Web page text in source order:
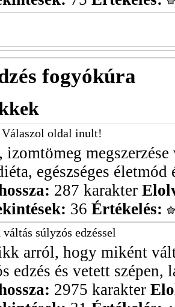
fogyókúra
oldal inult!
izomtömeg
egészséges életmód
287 karakter
36 Értékelés:
súlyzós edzéssel
arról, hogy miként
edzés és vetett szépen,
2975 karakter